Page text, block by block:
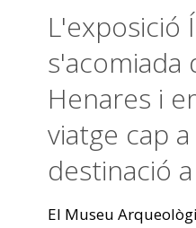
L'exposició
s'acomiada
Henares i
viatge cap
destinació
El Museu